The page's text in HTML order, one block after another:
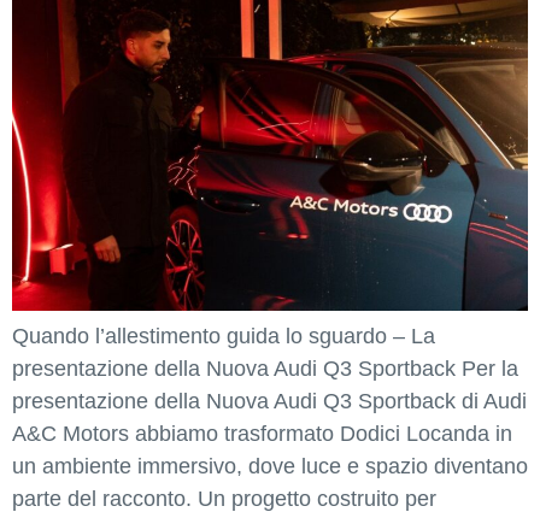
Quando l’allestimento guida lo sguardo – La
presentazione della Nuova Audi Q3 Sportback Per la
presentazione della Nuova Audi Q3 Sportback di Audi
A&C Motors abbiamo trasformato Dodici Locanda in
un ambiente immersivo, dove luce e spazio diventano
parte del racconto. Un progetto costruito per